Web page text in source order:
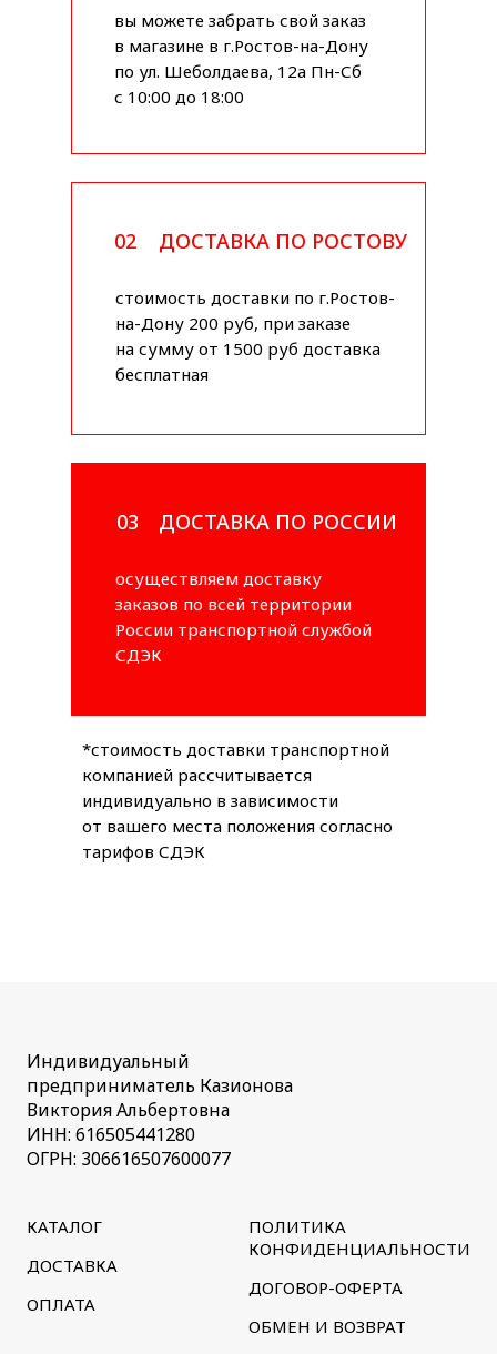
вы можете забрать свой заказ
в магазине в г.Ростов-на-Дону
по ул. Шеболдаева, 12а Пн-Сб
с 10:00 до 18:00
ДОСТАВКА ПО РОСТОВУ
02
стоимость доставки по г.Ростов-
на-Дону 200 руб, при заказе
на сумму от 1500 руб доставка
бесплатная
ДОСТАВКА ПО РОССИИ
03
осуществляем доставку
заказов по всей территории
России транспортной службой
СДЭК
*стоимость доставки транспортной
компанией рассчитывается
индивидуально в зависимости
от вашего места положения согласно
тарифов СДЭК
Индивидуальный
предприниматель Казионова
Виктория Альбертовна
ИНН: 616505441280
ОГРН: 306616507600077
КАТАЛОГ
ДОСТАВКА
ОПЛАТА
ПОЛИТИКА
КОНФИДЕНЦИАЛЬНОСТИ
ДОГОВОР-ОФЕРТА
ОБМЕН И ВОЗВРАТ